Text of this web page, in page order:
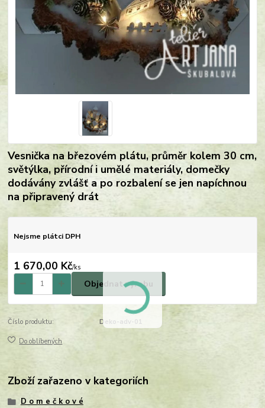
Vesnička na březovém plátu, průměr kolem 30 cm,
světýlka, přírodní i umělé materiály, domečky
dodávány zvlášť a po rozbalení se jen napíchnou
na připravený drát
Nejsme plátci DPH
1 670,00 Kč/ks
Objednat výrobu
Číslo produktu: Deko-adv-01
Do oblíbených
Zboží zařazeno v kategoriích
D o m e č k o v é